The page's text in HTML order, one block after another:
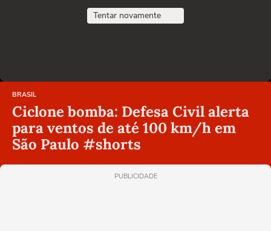
Tentar novamente
BRASIL
Ciclone bomba: Defesa Civil alerta
para ventos de até 100 km/h em
São Paulo #shorts
PUBLICIDADE